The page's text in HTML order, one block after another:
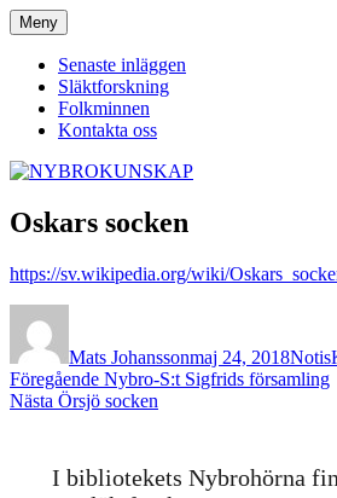
Hoppa
till
innehåll
NYBROKUNSKAP
Meny
Senaste inläggen
Släktforskning
Folkminnen
Kontakta oss
Oskars socken
https://sv.wikipedia.org/wiki/
Mats Johanssonmaj 24, 2018Notis
Inläggsnavigering
Föregående Föregående
inlägg:
Nybro-S:t Sigfrids församling
Nästa Nästa
Örsjö socken
I bibliotekets Nybrohörna